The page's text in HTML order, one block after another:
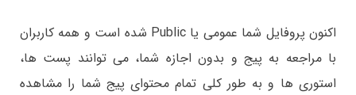
اکنون پروفایل شما عمومی یا Public شده است و همه کاربران
با مراجعه به پیج و بدون اجازه شما، می توانند پست ها،
استوری ها و به طور کلی تمام محتوای پیج شما را مشاهده